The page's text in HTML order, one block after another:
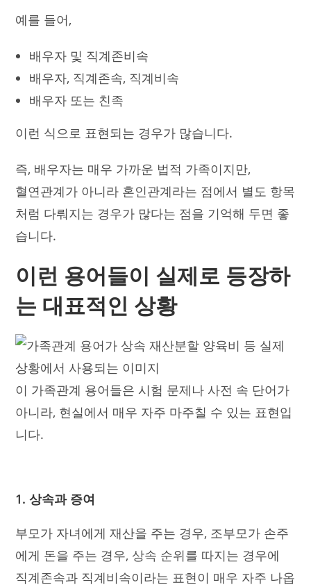
예를 들어,
배우자 및 직계존비속
배우자, 직계존속, 직계비속
배우자 또는 친족
이런 식으로 표현되는 경우가 많습니다.
즉, 배우자는 매우 가까운 법적 가족이지만,
혈연관계가 아니라 혼인관계라는 점에서 별도 항목
처럼 다뤄지는 경우가 많다는 점을 기억해 두면 좋
습니다.
이런 용어들이 실제로 등장하
는 대표적인 상황
이 가족관계 용어들은 시험 문제나 사전 속 단어가
아니라, 현실에서 매우 자주 마주칠 수 있는 표현입
니다.
1. 상속과 증여
부모가 자녀에게 재산을 주는 경우, 조부모가 손주
에게 돈을 주는 경우, 상속 순위를 따지는 경우에
직계존속과 직계비속이라는 표현이 매우 자주 나옵